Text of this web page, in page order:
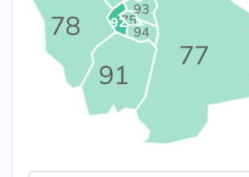
75
77
78
91
92
93
94